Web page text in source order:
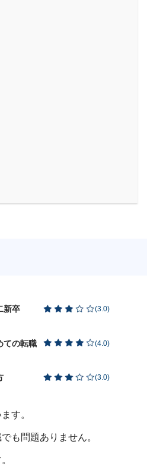
新卒 (3.0)
ての転職 (4.0)
(3.0)
す。
も問題ありません。